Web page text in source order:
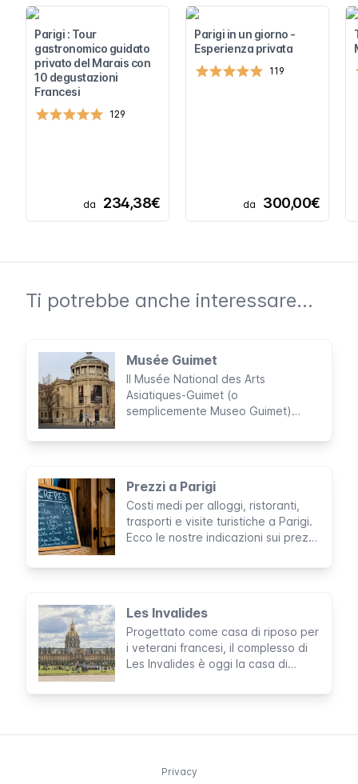
Parigi : Tour
gastronomico guidato
privato del Marais con
10 degustazioni
Francesi
129
da 234,38€
Parigi in un giorno -
Esperienza privata
119
da 300,00€
Ti potrebbe anche interessare...
Musée Guimet
Il Musée National des Arts
Asiatiques-Guimet (o
semplicemente Museo Guimet)
collezioni di manufatti asiatici al di
civiltà asiatiche ti attendono al suo
interno.
Prezzi a Parigi
Costi medi per alloggi, ristoranti,
trasporti e visite turistiche a Parigi.
Ecco le nostre indicazioni sui prezzi
quotidiane, in modo che tu possa
Les Invalides
Progettato come casa di riposo per
i veterani francesi, il complesso di
Les Invalides è oggi la casa di
personaggi francesi più noti.
Privacy